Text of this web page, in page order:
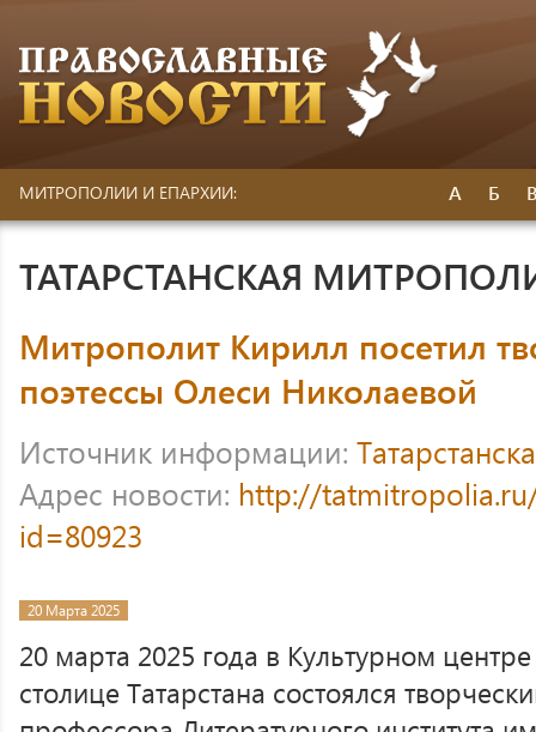
МИТРОПОЛИИ И ЕПАРХИИ: А Б
ТАТАРСТАНСКАЯ
Митрополит Кирилл посетил
поэтессы Олеси Николаевой
Источник информации:
Адрес новости: http://
id=80923
20 Марта 2025
20 марта 2025 года в Культурном
столице Татарстана состоялся